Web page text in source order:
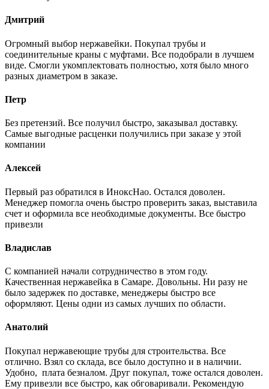
Дмитрий
Огромный выбор нержавейки. Покупал трубы и
соединительные краны с муфтами. Все подобрали в лучшем
виде. Смогли укомплектовать полностью, хотя было много
разных диаметром в заказе.
Петр
Без претензий. Все получил быстро, заказывал доставку.
Самые выгодные расценки получились при заказе у этой
компании
Алексей
Первый раз обратился в ИноксНао. Остался доволен.
Менеджер помогла очень быстро проверить заказ, выставила
счет и оформила все необходимые документы. Все быстро
привезли
Владислав
С компанией начали сотрудничество в этом году.
Качественная нержавейка в Самаре. Довольны. Ни разу не
было задержек по доставке, менеджеры быстро все
оформляют. Цены одни из самых лучших по области.
Анатолий
Покупал нержавеющие трубы для строительства. Все
отлично. Взял со склада, все было доступно и в наличии.
Удобно, плата безналом. Друг покупал, тоже остался доволен.
Ему привезли все быстро, как обговаривали. Рекомендую